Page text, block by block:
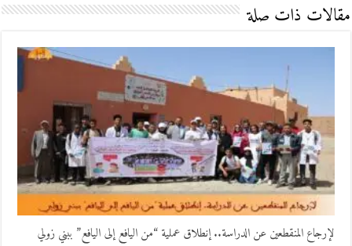
مقالات ذات صلة
لإرجاع المنقطعين عن الدراسة.. إنطلاق عملية “من اليافع إلى اليافع” ببني زولي